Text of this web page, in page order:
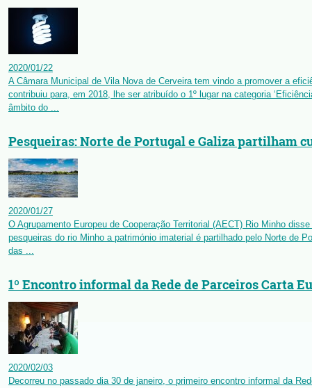
2020/01/22
A Câmara Municipal de Vila Nova de Cerveira tem vindo a promover a
contribuiu para, em 2018, lhe ser atribuído o 1º lugar na categoria
âmbito do ...
Pesqueiras: Norte de Portugal e Galiza partilham
2020/01/27
O Agrupamento Europeu de Cooperação Territorial (AECT) Rio Minho
pesqueiras do rio Minho a património imaterial é partilhado pelo Norte de
das ...
1º Encontro informal da Rede de Parceiros Carta
2020/02/03
Decorreu no passado dia 30 de janeiro, o primeiro encontro informal da